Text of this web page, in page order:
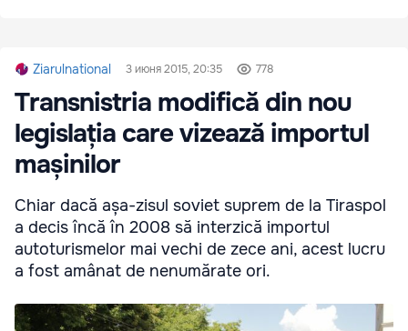
Ziarulnational 3 июня 2015, 20:35 778
Transnistria modifică din nou
legislația care vizează importul
mașinilor
Chiar dacă așa-zisul soviet suprem de la Tiraspol
a decis încă în 2008 să interzică importul
autoturismelor mai vechi de zece ani, acest lucru
a fost amânat de nenumărate ori.